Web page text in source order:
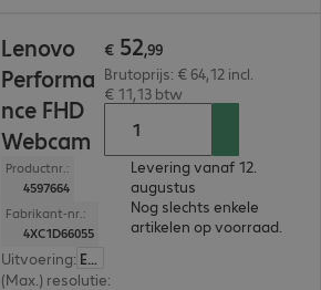
Lenovo
Performa
nce FHD
Webcam
Productnr.:
4597664
Fabrikant-nr.:
4XC1D66055
Uitvoering: Europa
(Max.) resolutie:
€ 52,99
Brutoprijs: € 64,12 incl.
€ 11,13 btw
Levering vanaf 12.
augustus
Nog slechts enkele
artikelen op voorraad.